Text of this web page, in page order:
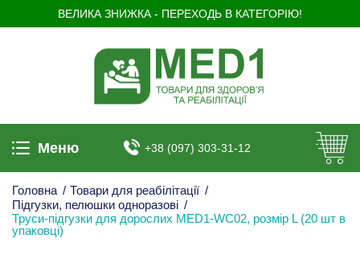
ВЕЛИКА ЗНИЖКА - ПЕРЕХОДЬ В КАТЕГОРІЮ!
Меню +38 (097) 303-31-12
Головна / Товари для реабілітації /
Підгузки, пелюшки одноразові /
Труси-підгузки для дорослих MED1-WC02, розмір L (20 шт в
упаковці)